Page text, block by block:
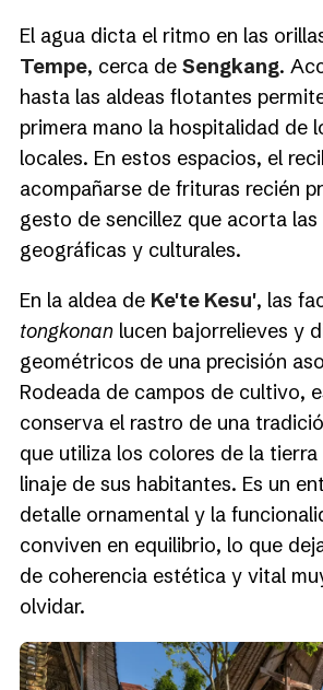
El agua dicta el ritmo en las
Tempe, cerca de Sengkang.
hasta las aldeas flotantes
primera mano la hospitalidad de
locales. En estos espacios, el
acompañarse de frituras recién
gesto de sencillez que acorta
geográficas y culturales.
En la aldea de Ke'te Kesu', las
tongkonan lucen bajorrelieves y
geométricos de una precisión
Rodeada de campos de cultivo,
conserva el rastro de una
que utiliza los colores de la tierra
linaje de sus habitantes. Es un
detalle ornamental y la
conviven en equilibrio, lo que
de coherencia estética y vital
olvidar.